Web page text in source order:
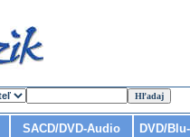
SACD/DVD-Audio DVD/